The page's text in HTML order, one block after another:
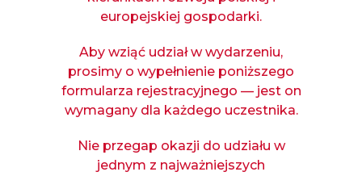
europejskiej gospodarki.
Aby wziąć udział w wydarzeniu,
prosimy o wypełnienie poniższego
formularza rejestracyjnego — jest on
wymagany dla każdego uczestnika.
Nie przegap okazji do udziału w
jednym z najważniejszych